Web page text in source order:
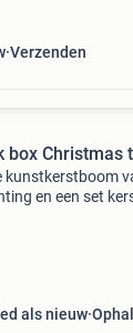
Verzenden
box Christmas
kunstkerstboom
en een set
als nieuw